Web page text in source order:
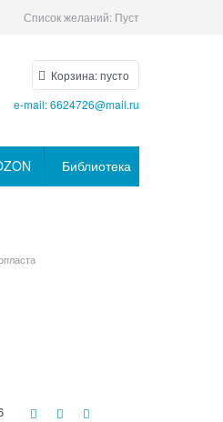
Список желаний: Пуст
Корзина:пусто
e-mail: 6624726@mail.ru
Библиотека